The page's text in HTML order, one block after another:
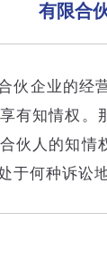
有限合
伙企业的
有知情权
伙人的知
于何种诉讼